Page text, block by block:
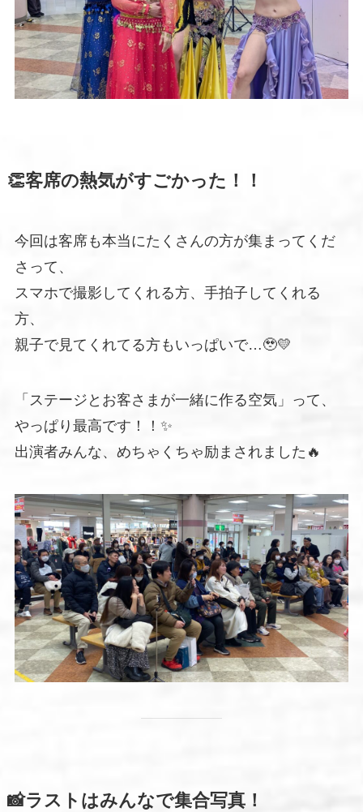
👏客席の熱気がすごかった！！
今回は客席も本当にたくさんの方が集まってくだ
さって、
スマホで撮影してくれる方、手拍子してくれる
方、
親子で見てくれてる方もいっぱいで…🥹💛
「ステージとお客さまが一緒に作る空気」って、
やっぱり最高です！！✨
出演者みんな、めちゃくちゃ励まされました🔥
📸ラストはみんなで集合写真！